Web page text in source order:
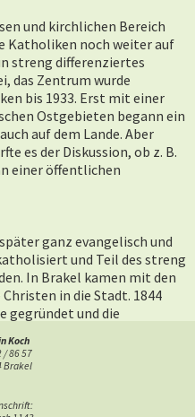
und kirchlichen Bereich
Katholiken noch weiter auf
streng differenziertes
das Zentrum wurde
bis 1933. Erst mit einer
Ostgebieten begann ein
auf dem Lande. Aber
es der Diskussion, ob z. B.
einer öffentlichen
ganz evangelisch und
und Teil des streng
In Brakel kamen mit den
in die Stadt. 1844
gegründet und die
führten
evangelischen Kirche
und Juden. Das
Koch
/ 86 57
Brakel